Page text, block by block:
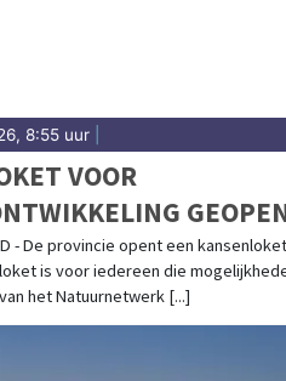
8:55 uur
VOOR
- De provincie opent een kansenloket
is voor iedereen die
het Natuurnetwerk [...]